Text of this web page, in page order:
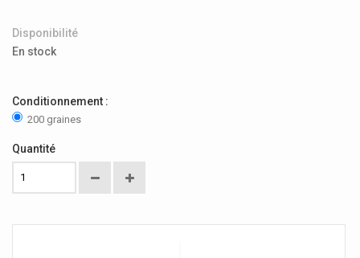
Disponibilité
En stock
Conditionnement :
200 graines
Quantité